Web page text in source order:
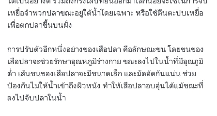
เหยื่อจำพวกปลาขณะอยู่ใต้น้ำโดยเฉพาะ หรือใช้ตีนตะปบเหยื่อ
เพื่อตกปลาขึ้นบนฝั่ง
การปรับตัวอีกหนึ่งอย่างของเสือปลา คือลักษณะขน โดยขนของ
เสือปลาจะช่วยรักษาอุณหภูมิร่างกาย ขณะลงไปในน้ำที่มีอุณภูมิ
ต่ำ เส้นขนของเสือปลาจะมีขนาดเล็ก และมัดอัดกันแน่น ช่วย
ป้องกันไม่ให้น้ำเข้าถึงผิวหนัง ทำให้เสือปลาอบอุ่นได้แม้ขณะที่
ลงไปจับปลาในน้ำ